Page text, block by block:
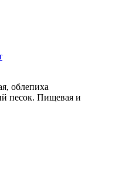
облепиха
песок. Пищевая и